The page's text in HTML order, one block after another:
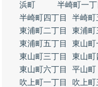
浜町
半崎町一丁
半崎町四丁目
半崎町
東浦町二丁目
東浦町
東浦町五丁目
東山町
東山町三丁目
東山町
東山町六丁目
平山町
吹上町一丁目
吹上町